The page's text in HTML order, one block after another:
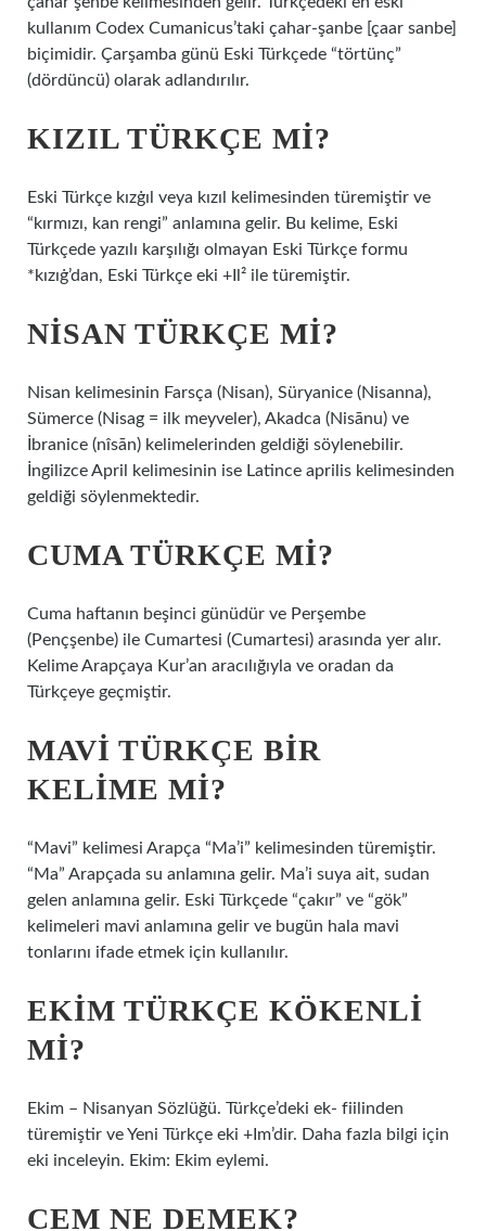
kullanım Codex Cumanicus’taki çahar-şanbe [çaar sanbe]
biçimidir. Çarşamba günü Eski Türkçede “törtünç”
(dördüncü) olarak adlandırılır.
KIZIL TÜRKÇE MI?
Eski Türkçe kızġıl veya kızıl kelimesinden türemiştir ve
“kırmızı, kan rengi” anlamına gelir. Bu kelime, Eski
Türkçede yazılı karşılığı olmayan Eski Türkçe formu
*kızıġ’dan, Eski Türkçe eki +Il² ile türemiştir.
NISAN TÜRKÇE MI?
Nisan kelimesinin Farsça (Nisan), Süryanice (Nisanna),
Sümerce (Nisag = ilk meyveler), Akadca (Nisānu) ve
İbranice (nîsān) kelimelerinden geldiği söylenebilir.
İngilizce April kelimesinin ise Latince aprilis kelimesinden
geldiği söylenmektedir.
CUMA TÜRKÇE MI?
Cuma haftanın beşinci günüdür ve Perşembe
(Pençşenbe) ile Cumartesi (Cumartesi) arasında yer alır.
Kelime Arapçaya Kur’an aracılığıyla ve oradan da
Türkçeye geçmiştir.
MAVI TÜRKÇE BIR
KELIME MI?
“Mavi” kelimesi Arapça “Ma’i” kelimesinden türemiştir.
“Ma” Arapçada su anlamına gelir. Ma’i suya ait, sudan
gelen anlamına gelir. Eski Türkçede “çakır” ve “gök”
kelimeleri mavi anlamına gelir ve bugün hala mavi
tonlarını ifade etmek için kullanılır.
EKIM TÜRKÇE KÖKENLI
MI?
Ekim – Nisanyan Sözlüğü. Türkçe’deki ek- fiilinden
türemiştir ve Yeni Türkçe eki +Im’dir. Daha fazla bilgi için
eki inceleyin. Ekim: Ekim eylemi.
CEM NE DEMEK?